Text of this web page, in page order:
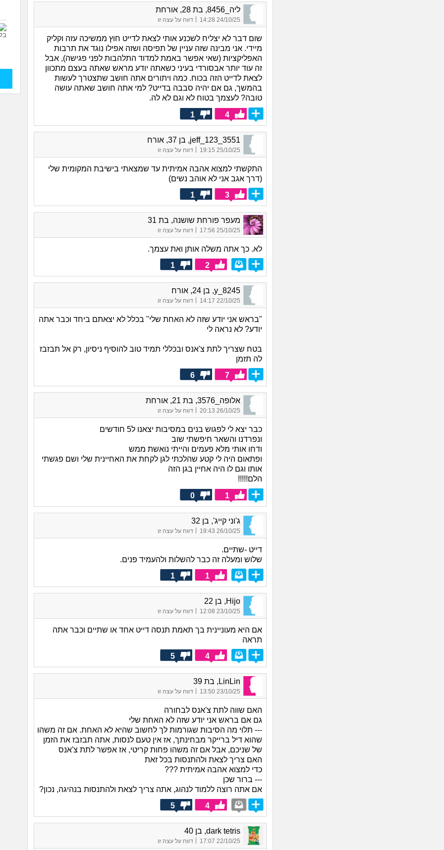
ליה_8456, בת 28, אורחת
24/10/25 14:28 דווח על עצה זו
שום דבר לא יצליח לשכנע אותי לצאת לדייט חוץ ממשיכה עזה וקליק
מיידי. אני מבינה שזה עניין של תפיסה ושזה אפילו נוגד את תרבות
האפליקציות (שאי אפשר באמת למדוד התלהבות לפני פגישה), אבל
זה עוד יותר אבסורדי בעיני כשאתה יודע מראש שאתה בעצם מתכוון
לצאת לדייט הזה בכוח. כמה ויתורים אתה חושב שתצטרך לעשות
בהמשך, גם אם יהיה סבבה בדייט? למי אתה חושב שאתה עושה
טובה? לעצמך בטוח לא וגם לא לה.
4
1
jeff_123_3551, בן 37, אורח
25/10/25 19:15
| דווח על עצה זו
התקשתי למצוא אהבה אמיתית עד שמצאתי בישיבת המקומית שלי
(דרך אגב אני לא אוהב נשים)
3
1
מעפר פורחת שושנה, בת 31
25/10/25 17:56 דווח על עצה זו
לא. כך אתה משלה אותן ואת עצמך.
2
1
y_8245, בן 24, אורח
22/10/25 14:17 דווח על עצה זו
"בראש אני יודע שזה לא האחת שלי" בכלל לא יצאתם ביחד וכבר אתה
יודע? לא נראה לי
בטח שצריך לתת צ'אנס ובכללי תמיד טוב להוסיף ניסיון, רק אל תבזבז
לה תזמן
7
6
אלופה_3576, בת 21, אורחת
26/10/25 20:13 דווח על עצה זו
כבר יצא לי לפגוש בנים במסיבות יצאנו ל5 חודשים
ונפרדנו והשאר חיפשתי שוב
ודחו אותי מלא פעמים והייתי נואשת ממש
ופתאום היה לי קטע שהלכתי לגן לקחת את האחיינית שלי ושם פגשתי
אותו וגם לו היה אחיין בגן הזה
הלם!!!!!
1
0
ג'וני קייג', בן 32
26/10/25 19:43
| דווח על עצה זו
דייט -שתיים.
שלוש ומעלה זה כבר להשלות ולהעמיד פנים.
1
1
Hijo, בן 22
23/10/25 12:08 דווח על עצה זו
אם היא מעוניינית בך תאמת תנסה דייט אחד או שתיים וכבר אתה
תראה
4
5
LinLin, בת 39
23/10/25 13:50 דווח על עצה זו
האם שווה לתת צ'אנס לבחורה
גם אם בראש אני יודע שזה לא האחת שלי
--- תלוי מה הסיבות שגורמות לך לחשוב שהיא לא האחת. אם זה משהו
שהוא דיל ברייקר מבחינתך, אז אין טעם לנסות, אתה תבזבז את הזמן
של שניכם, אבל אם זה משהו פחות קריטי, אז אפשר לתת צ'אנס
האם צריך לצאת ולהתנסות בכל זאת
כדי למצוא אהבה אמיתית ???
--- ברור שכן
אם אתה רוצה ללמוד לנהוג, אתה צריך לצאת ולהתנסות בנהיגה, נכון?
4
5
dark tetris, בן 40
22/10/25 17:07 דווח על עצה זו